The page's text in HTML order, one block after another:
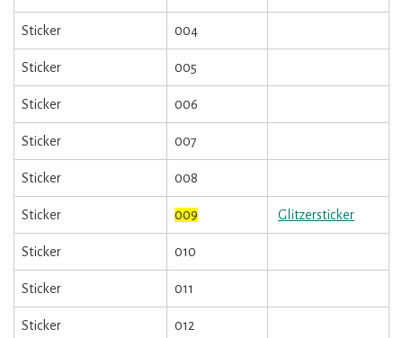
Sticker 004
Sticker 005
Sticker 006
Sticker 007
Sticker 008
Sticker 009 Glitzersticker
Sticker 010
Sticker 011
Sticker 012